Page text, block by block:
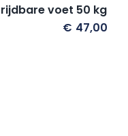
voet 50 kg
€ 47,00